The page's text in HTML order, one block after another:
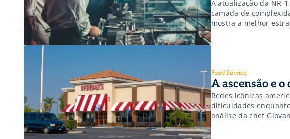
A atualização da NR-
camada de
mostra a melhor
colaborador e
Food Service
A ascensão e
Redes icônicas
dificuldades
análise da chef